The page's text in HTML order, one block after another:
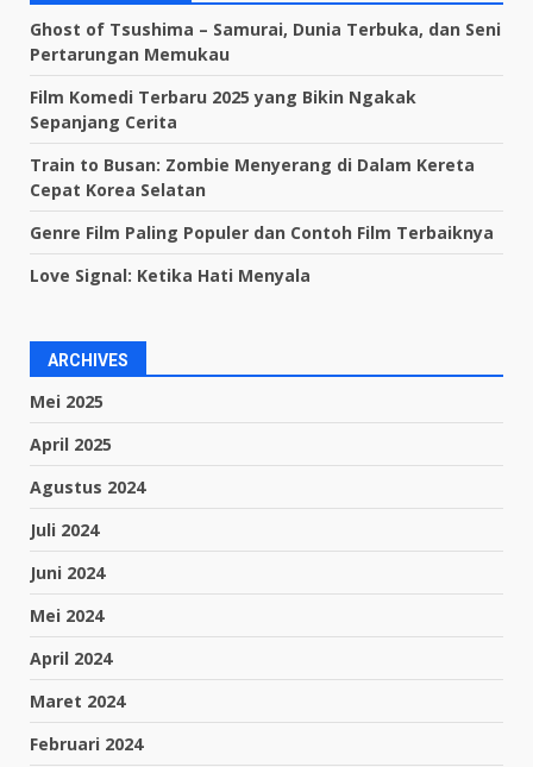
Ghost of Tsushima – Samurai, Dunia Terbuka, dan Seni
Pertarungan Memukau
Film Komedi Terbaru 2025 yang Bikin Ngakak
Sepanjang Cerita
Train to Busan: Zombie Menyerang di Dalam Kereta
Cepat Korea Selatan
Genre Film Paling Populer dan Contoh Film Terbaiknya
Love Signal: Ketika Hati Menyala
ARCHIVES
Mei 2025
April 2025
Agustus 2024
Juli 2024
Juni 2024
Mei 2024
April 2024
Maret 2024
Februari 2024